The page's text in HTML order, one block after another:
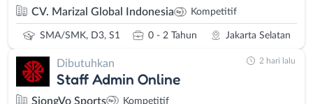
CV. Marizal Global Indonesia Kompetitif
SMA/SMK, D3, S1 0 - 2 Tahun Jakarta Selatan
Dibutuhkan
Staff Admin Online
SiongVo Sports Kompetitif
2 hari lalu